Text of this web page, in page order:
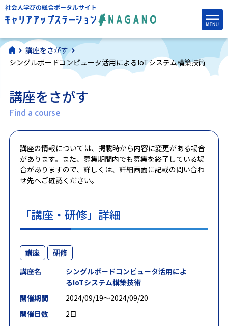
講座をさがす
シングルボードコンピュータ活用によるIoTシステム構築技術
講座をさがす
Find a course
講座の情報については、掲載時から内容に変更がある場合
があります。また、募集期間内でも募集を終了している場
合がありますので、詳しくは、詳細画面に記載の問い合わ
せ先へご確認ください。
「講座・研修」詳細
講座
研修
講座名
シングルボードコンピュータ活用によ
るIoTシステム構築技術
開催期間
2024/09/19〜2024/09/20
開催日数
2日